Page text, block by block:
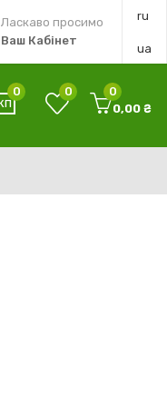
ru
ua
Ласкаво просимо
Ваш Кабінет
0 0
0
0,00 ₴